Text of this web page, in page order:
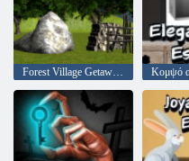
Forest Village Getaway Επεισόδιο 2